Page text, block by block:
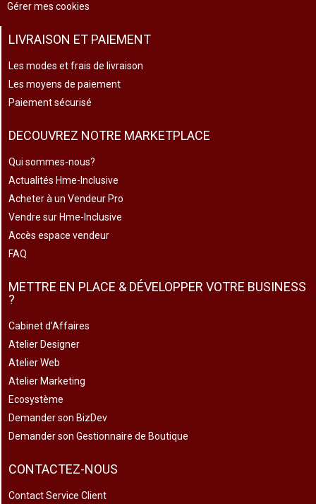
Gérer mes cookies
LIVRAISON ET PAIEMENT
Les modes et frais de livraison
Les moyens de paiement
Paiement sécurisé
DECOUVREZ NOTRE MARKETPLACE
Qui sommes-nous?
Actualités Hme-Inclusive
Acheter à un Vendeur Pro
Vendre sur Hme-Inclusive
Accès espace vendeur
FAQ
METTRE EN PLACE & DÉVELOPPER VOTRE BUSINESS
?
Cabinet d’Affaires
Atelier Designer
Atelier Web
Atelier Marketing
Ecosystème
Demander son BizDev
Demander son Gestionnaire de Boutique
CONTACTEZ-NOUS
Contact Service Client